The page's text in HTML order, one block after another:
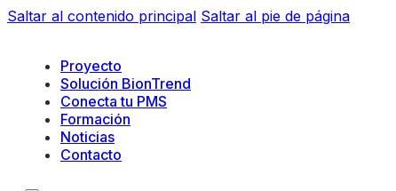
Saltar al contenido principal Saltar al pie de página
Proyecto
Solución BionTrend
Conecta tu PMS
Formación
Noticias
Contacto